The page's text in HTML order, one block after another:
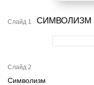
Слайд 1 СИМВОЛИЗМ
Слайд 2
Символизм